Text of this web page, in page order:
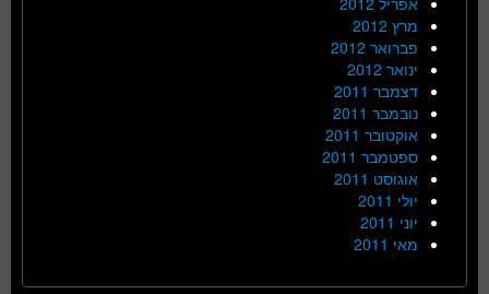
מרץ 2012
פברואר 2012
ינואר 2012
דצמבר 2011
נובמבר 2011
אוקטובר 2011
ספטמבר 2011
אוגוסט 2011
יולי 2011
יוני 2011
מאי 2011